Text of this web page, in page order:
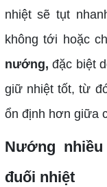
nhiệt sẽ tụt
không tới hoặc
nướng, đặc biệt
giữ nhiệt tốt, từ
ổn định hơn giữa
Nướng
đuối nhiệt